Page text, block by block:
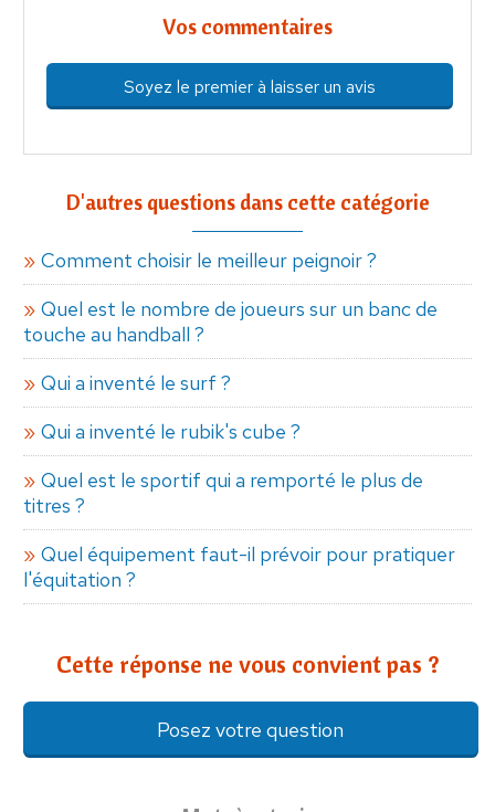
Vos commentaires
Soyez le premier à laisser un avis
D'autres questions dans cette catégorie
Comment choisir le meilleur peignoir ?
Quel est le nombre de joueurs sur un banc de
touche au handball ?
Qui a inventé le surf ?
Qui a inventé le rubik's cube ?
Quel est le sportif qui a remporté le plus de
titres ?
Quel équipement faut-il prévoir pour pratiquer
l'équitation ?
Cette réponse ne vous convient pas ?
Posez votre question